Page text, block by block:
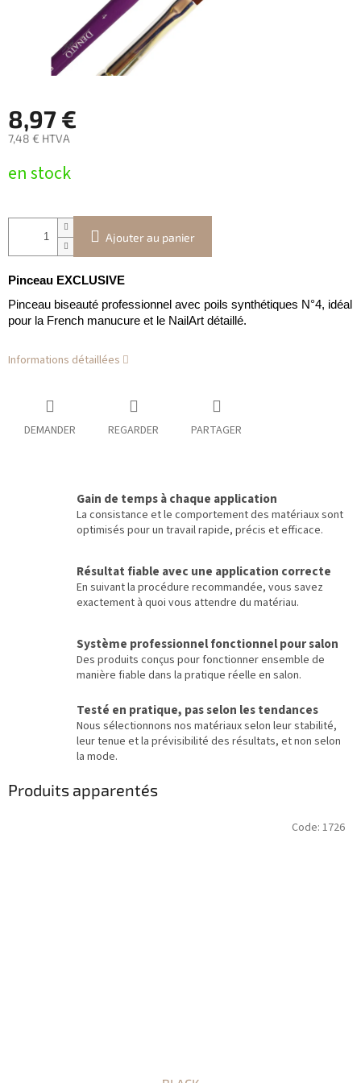
8,97 €
7,48 € HTVA
de
en stock
Ajouter au panier
Pinceau EXCLUSIVE
Pinceau biseauté professionnel avec poils synthétiques N°4, idéal
pour la French manucure et le NailArt détaillé.
Informations détaillées
DEMANDER REGARDER PARTAGER
Gain de temps à chaque application
La consistance et le comportement des matériaux sont
optimisés pour un travail rapide, précis et efficace.
Résultat fiable avec une application correcte
En suivant la procédure recommandée, vous savez
exactement à quoi vous attendre du matériau.
Système professionnel fonctionnel pour salon
Des produits conçus pour fonctionner ensemble de
manière fiable dans la pratique réelle en salon.
Testé en pratique, pas selon les tendances
Nous sélectionnons nos matériaux selon leur stabilité,
leur tenue et la prévisibilité des résultats, et non selon
la mode.
Produits apparentés
Code: 1726